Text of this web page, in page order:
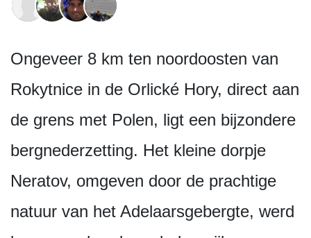
Ongeveer 8 km ten noordoosten van
Rokytnice in de Orlické Hory, direct aan
de grens met Polen, ligt een bijzondere
bergnederzetting. Het kleine dorpje
Neratov, omgeven door de prachtige
natuur van het Adelaarsgebergte, werd